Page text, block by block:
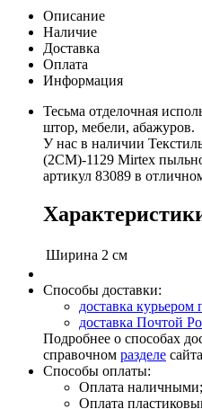
Описание
Наличие
Доставка
Оплата
Информация
Тесьма отделочная
штор, мебели, абажуров.
У нас в наличии
(2CM)-1129 Mirtex
артикул 83089 в
Ширина 2 см
Способы доставки:
доставка
доставка Почтой
Подробнее о способах
справочном разделе
Способы оплаты:
Оплата наличными;
Оплата